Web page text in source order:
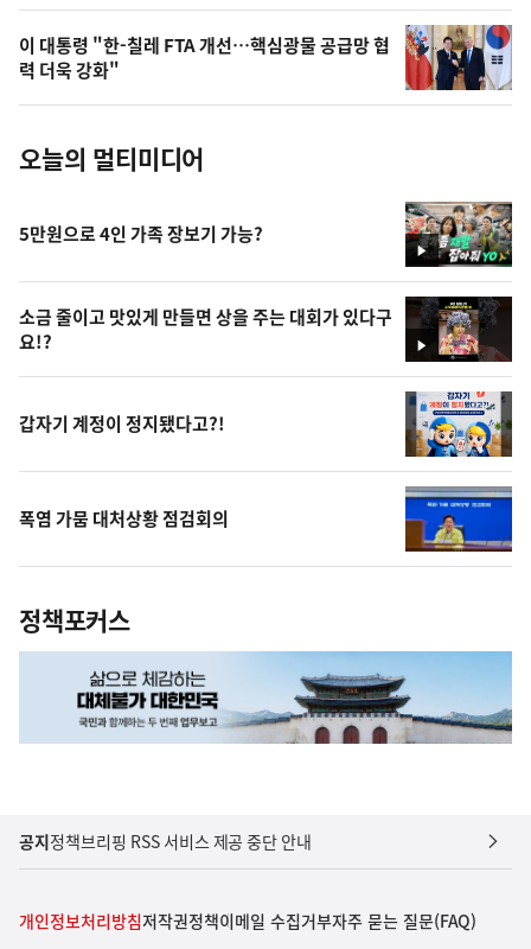
의
사
진
이 대통령 "한-칠레 FTA 개선…핵심광물 공급망 협
력 더욱 강화"
오늘의 멀티미디어
영
상
5만원으로 4인 가족 장보기 가능?
영
상
소금 줄이고 맛있게 만들면 상을 주는 대회가 있다구
요!?
갑자기 계정이 정지됐다고?!
폭염 가뭄 대처상황 점검회의
정책포커스
공지정책브리핑 RSS 서비스 제공 중단 안내
개인정보처리방침저작권정책이메일 수집거부자주 묻는 질문(FAQ)